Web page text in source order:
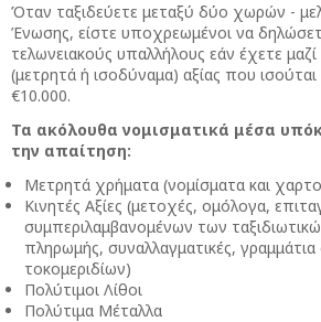
Όταν ταξιδεύετε μεταξύ δύο χωρών -
Ένωσης, είστε υποχρεωμένοι να
τελωνειακούς υπαλλήλους εάν έχετε
(μετρητά ή ισοδύναμα) αξίας που ισούται
€10.000.
Τα ακόλουθα νομισματικά μέσα
την απαίτηση:
Μετρητά χρήματα (νομίσματα και
Κινητές Αξίες (μετοχές, ομόλογα,
συμπεριλαμβανομένων των
πληρωμής, συναλλαγματικές,
τοκομεριδίων)
Πολύτιμοι Λίθοι
Πολύτιμα Μέταλλα